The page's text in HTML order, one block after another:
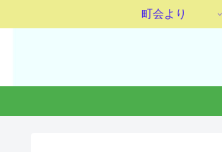
町会より